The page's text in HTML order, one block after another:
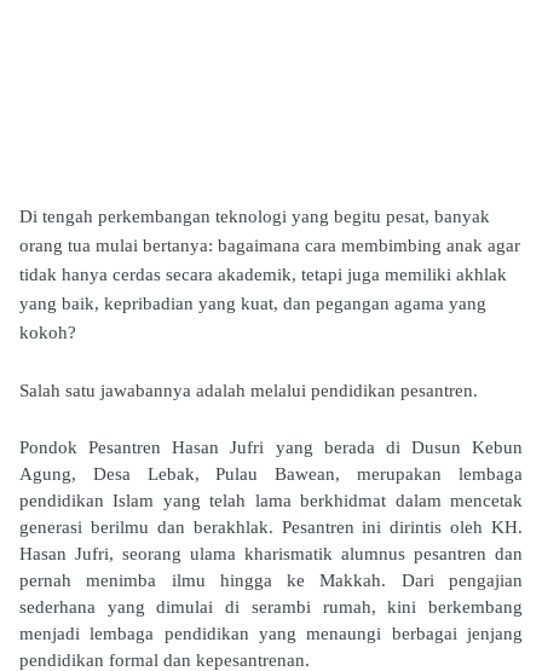
Di tengah perkembangan teknologi yang begitu pesat, banyak
orang tua mulai bertanya: bagaimana cara membimbing anak agar
tidak hanya cerdas secara akademik, tetapi juga memiliki akhlak
yang baik, kepribadian yang kuat, dan pegangan agama yang
kokoh?
Salah satu jawabannya adalah melalui pendidikan pesantren.
Pondok Pesantren Hasan Jufri yang berada di Dusun Kebun
Agung, Desa Lebak, Pulau Bawean, merupakan lembaga
pendidikan Islam yang telah lama berkhidmat dalam mencetak
generasi berilmu dan berakhlak. Pesantren ini dirintis oleh KH.
Hasan Jufri, seorang ulama kharismatik alumnus pesantren dan
pernah menimba ilmu hingga ke Makkah. Dari pengajian
sederhana yang dimulai di serambi rumah, kini berkembang
menjadi lembaga pendidikan yang menaungi berbagai jenjang
pendidikan formal dan kepesantrenan.